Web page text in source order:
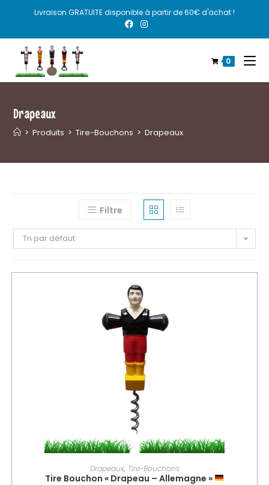
Livraison GRATUITE disponible à partir de 60€ d'achat !
0
Drapeaux
> Produits > Tire-Bouchons > Drapeaux
Filtre
Tri par défaut
PERSONNALISER MON GLOUTON
Drapeaux, Tire-Bouchons
Tire Bouchon « Drapeau – Allemagne »